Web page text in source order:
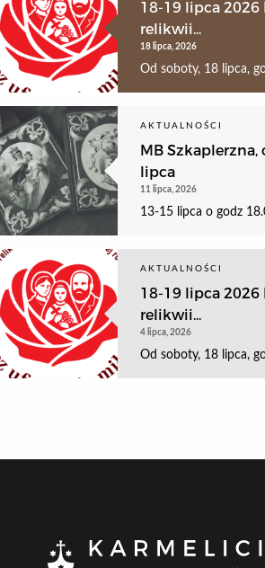
18-19 lipca 2026
relikwii...
18 lipca, 2026
Od soboty, 18 lipca,
AKTUALNOŚCI
MB Szkaplerzna,
lipca
11 lipca, 2026
13-15 lipca o godz
AKTUALNOŚCI
18-19 lipca 2026
relikwii...
4 lipca, 2026
Od soboty, 18 lipca,